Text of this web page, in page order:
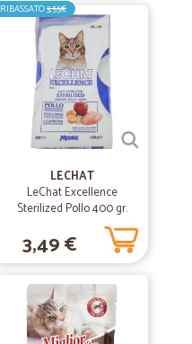
RIBASSATO3,55€
LECHAT
LeChat Excellence
Sterilized Pollo 400 gr.
3,49 €